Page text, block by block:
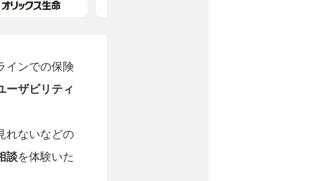
インでの保険
ーザビリティ
れないなどの
談を体験いた